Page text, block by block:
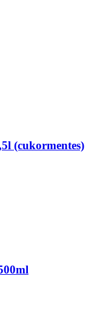
(cukormentes)